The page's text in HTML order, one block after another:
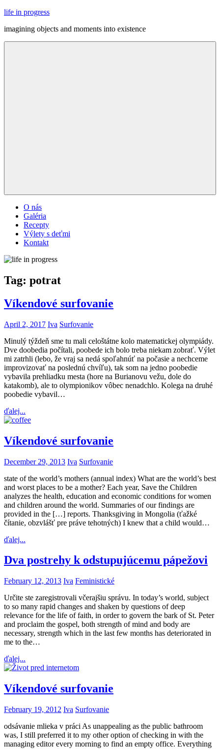
Skip
content
life in progress
imagining objects and moments into existence
O nás
Galéria
Recepty
Výlety s deťmi
Kontakt
Tag: potrat
Víkendové surfovanie
April 2, 2017 Iva Surfovanie
Minulý týždeň sme tu mali celoštátne kolo matematickej olympiády.
Dve doobedia počítali, poobede ich bolo treba niekam zobrať. Výlet
mi zatrhli (lebo, že vraj sa nedá spoľahnúť na počasie a nechceme
improvizovať na poslednú chvíľu), tak som na jedno poobedie
vybavila prehliadku mesta (hore na Burianovu vežu, dole do
katakomb), ale to olympionikov vôbec nenadchlo. Kolega na druhé
poobedie vybavil…
ďalej...
Víkendové surfovanie
December 29, 2013 Iva Surfovanie
state of the world’s mothers (annual index) What are the world’s best
and worst places to be a mother? Each year, Save the Children
analyzes the health, education and economic conditions for women
and children around the world. Summaries of our findings are
provided in the […] reports. Thanksgiving in Mongolia (ťažké
čítanie, obzvlášť pre práve tehotných) I knew that a child would…
ďalej...
Dva postrehy k odstupujúcemu pápežovi
February 12, 2013 Iva Feministické
Určite ste zaregistrovali včerajšiu správu. In today’s world, subject
to so many rapid changes and shaken by questions of deep
relevance for the life of faith, in order to govern the bark of St. Peter
and proclaim the gospel, both strength of mind and body are
necessary, strength which in the last few months has deteriorated in
me to the…
ďalej...
Víkendové surfovanie
February 19, 2012 Iva Surfovanie
odsávanie mlieka v práci As unappealing as the public bathroom
was, I still preferred it to my other option of checking in with the
managing editor every morning to find an empty office. Everything